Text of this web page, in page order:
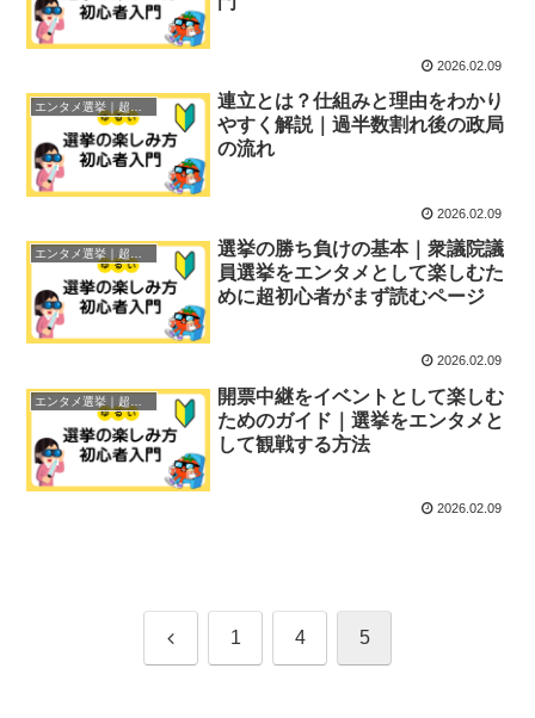
2026.02.09
連立とは？仕組みと理由をわかり
やすく解説｜過半数割れ後の政局
の流れ
2026.02.09
エンタメ選挙｜超初心者ガイド
選挙の勝ち負けの基本｜衆議院議
員選挙をエンタメとして楽しむた
めに超初心者がまず読むページ
2026.02.09
開票中継をイベントとして楽しむ
ためのガイド｜選挙をエンタメと
して観戦する方法
2026.02.09
前 1 4 5